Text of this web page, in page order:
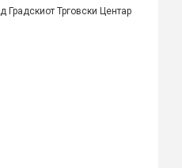
Градскиот Трговски Центар